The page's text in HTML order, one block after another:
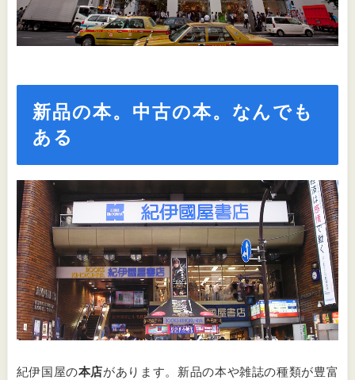
新品の本。中古の本。なんでも
ある
紀伊国屋の本店があります。新品の本や雑誌の種類が豊富